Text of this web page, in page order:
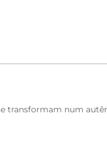
transformam num